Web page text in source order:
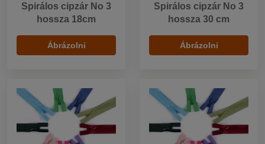
Spirálos cipzár No 3
hossza 18cm
Ábrázolni
Spirálos cipzár No 3
hossza 30 cm
Ábrázolni